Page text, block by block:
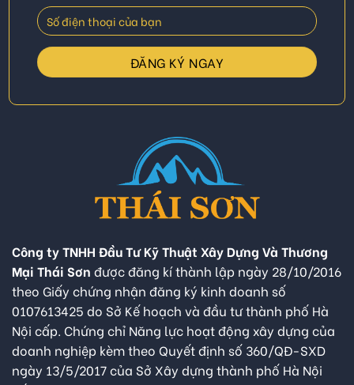
Công ty TNHH Đầu Tư Kỹ Thuật Xây Dựng Và Thương
Mại Thái Sơn được đăng kí thành lập ngày 28/10/2016
theo Giấy chứng nhận đăng ký kinh doanh số
0107613425 do Sở Kế hoạch và đầu tư thành phố Hà
Nội cấp. Chứng chỉ Năng lực hoạt động xây dựng của
doanh nghiệp kèm theo Quyết định số 360/QĐ-SXD
ngày 13/5/2017 của Sở Xây dựng thành phố Hà Nội